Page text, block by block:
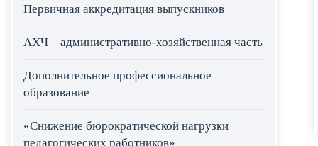
Первичная аккредитация выпускников
АХЧ – административно-хозяйственная часть
Дополнительное профессиональное
образование
«Снижение бюрократической нагрузки
педагогических работников»